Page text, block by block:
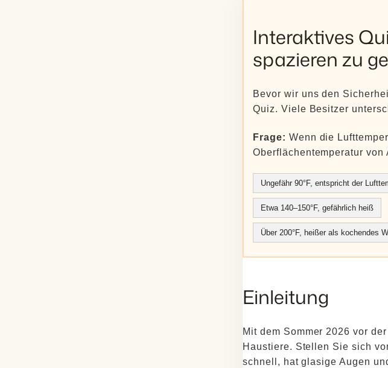
Interaktives
spazieren zu
Bevor wir uns den
Quiz. Viele Besitzer
Frage: Wenn die
Oberflächentemperatur von
Ungefähr 90°F, entspricht der
Etwa 140–150°F, gefährlich heiß
Über 200°F, heißer als kochendes
Einleitung
Mit dem Sommer 2026 vor
Haustiere. Stellen Sie sich
schnell, hat glasige Augen